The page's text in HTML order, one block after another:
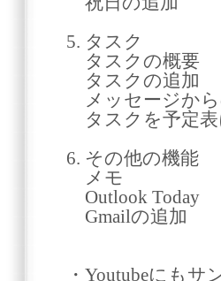
5. タスク
タスクの概要
タスクの追加
メッセージから
タスクを予定表
6. その他の機能
メモ
Outlook Today
Gmailの追加
・Youtubeにもサ